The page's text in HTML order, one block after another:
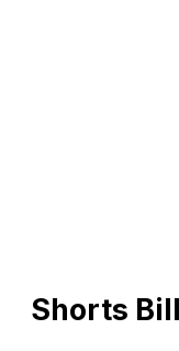
Shorts